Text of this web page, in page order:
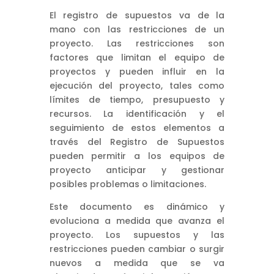
El registro de supuestos va de la
mano con las restricciones de un
proyecto. Las restricciones son
factores que limitan el equipo de
proyectos y pueden influir en la
ejecución del proyecto, tales como
límites de tiempo, presupuesto y
recursos. La identificación y el
seguimiento de estos elementos a
través del Registro de Supuestos
pueden permitir a los equipos de
proyecto anticipar y gestionar
posibles problemas o limitaciones.
Este documento es dinámico y
evoluciona a medida que avanza el
proyecto. Los supuestos y las
restricciones pueden cambiar o surgir
nuevos a medida que se va